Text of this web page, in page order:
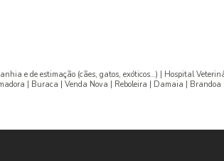
e de estimação (cães, gatos, exóticos…) | Hospital
| Buraca | Venda Nova | Reboleira | Damaia |